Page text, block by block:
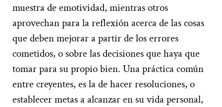
muestra de emotividad, mientras otros
aprovechan para la reflexión acerca de las cosas
que deben mejorar a partir de los errores
cometidos, o sobre las decisiones que haya que
tomar para su propio bien. Una práctica común
entre creyentes, es la de hacer resoluciones, o
establecer metas a alcanzar en su vida personal,